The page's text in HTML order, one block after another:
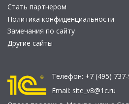
Стать партнером
Политика конфиденциальности
Замечания по сайту
Другие сайты
Телефон: +7 (495)
Email: site_v8@1c.ru